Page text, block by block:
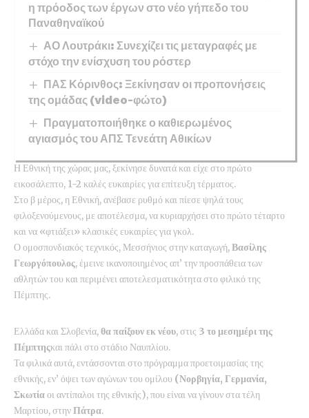
η πρόοδος των έργων στο νέο γήπεδο του
Παναθηναϊκού
ΑΟ Λουτράκι: Συνεχίζει τις μεταγραφές με
στόχο την ενίσχυση του ρόστερ
ΠΑΣ Κόρινθος: Ξεκίνησαν οι προπονήσεις
της ομάδας (video-φώτο)
Πραγματοποιήθηκε ο καθιερωμένος
αγιασμός του ΑΠΣ Τενεάτη Αθικίων
Η Εθνική της χώρας μας, ξεκίνησε δυνατά και είχε στο πρώτο
εικοσάλεπτο, 1-2 καλές ευκαιρίες για επίτευξη τέρματος.
Στο β μέρος, η Εθνική, ανέβασε ρυθμό και πίεσε ψηλά τους
φιλοξενούμενους, με αποτέλεσμα, να κυριαρχήσει στο πρώτο τέταρτο
και να «φτιάξει» κλασικές ευκαιρίες για γκολ.
Ο ομοσπονδιακός τεχνικός, Μεσσήνιος στην καταγωγή,Βασίλης
Γεωργόπουλος, έμεινε ικανοποιημένος απ’ την προσπάθεια των
αθλητών του και περιμένει αποτελεσματικότητα στο φιλικό της
Πέμπτης.
Ελλάδα και Σλοβενία,θα παίξουν εκ νέου, στις 3 το μεσημέρι της
Πέμπτηςκαι πάλι στο στάδιο Ναυπλίου.
Τα φιλικά αυτά, εντάσσονται στο πρόγραμμα προετοιμασίας της
εθνικής, εν’ όψει των αγώνων του ομίλου (Νορβηγία, Γερμανία,
Σκωτίαοι αντίπαλοι της εθνικής), που είναι να γίνουν στα τέλη
Μαρτίου, στηνΠάτρα.